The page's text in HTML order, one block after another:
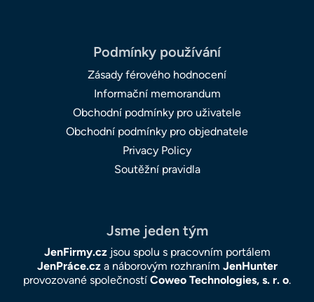
Podmínky používání
Zásady férového hodnocení
Informační memorandum
Obchodní podmínky pro uživatele
Obchodní podmínky pro objednatele
Privacy Policy
Soutěžní pravidla
Jsme jeden tým
JenFirmy.czjsou spolu s pracovním portálem
JenPráce.cza náborovým rozhraním JenHunter
provozované společností Coweo Technologies, s. r. o.